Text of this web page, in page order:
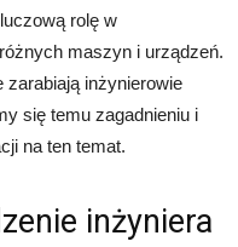
rolę w
maszyn i urządzeń.
zarabiają inżynierowie
się temu zagadnieniu i
na ten temat.
inżyniera